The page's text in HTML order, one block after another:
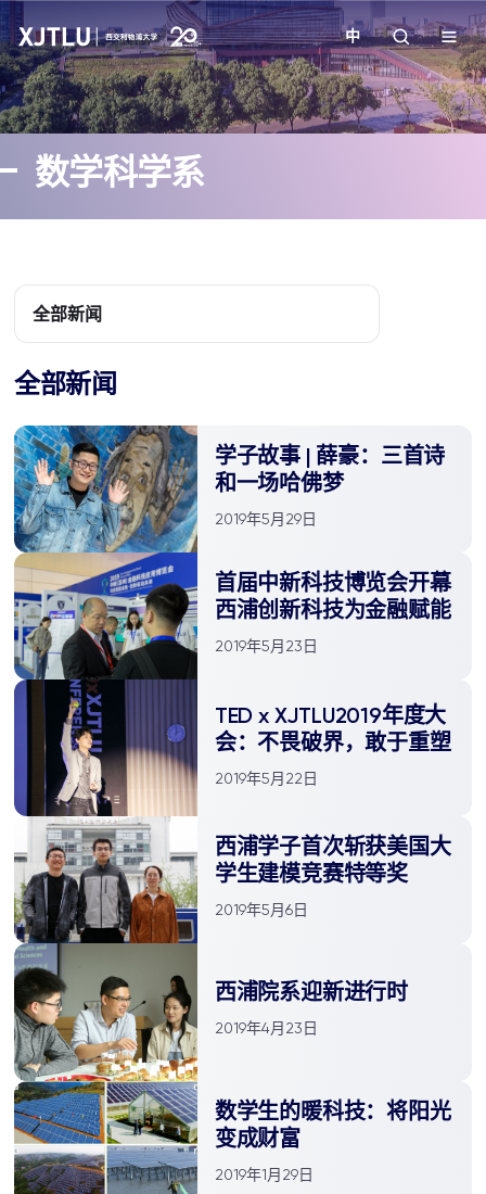
教学
招生
学院
校园生活
关于我们
中
数学科学系
全部新闻
全部新闻
​学子故事 | 薛豪：三首诗
和一场哈佛梦
2019年5月29日
首届中新科技博览会开幕
西浦创新科技为金融赋能
2019年5月23日
​TED x XJTLU2019年度大
会：不畏破界，敢于重塑
2019年5月22日
西浦学子首次斩获美国大
学生建模竞赛特等奖
2019年5月6日
西浦院系迎新进行时
2019年4月23日
数学生的暖科技：将阳光
变成财富
2019年1月29日